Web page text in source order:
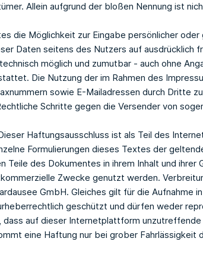
Allein aufgrund der bloßen Nennung ist
die Möglichkeit zur Eingabe persönlicher
Daten seitens des Nutzers auf ausdrücklich
möglich und zumutbar - auch ohne
Die Nutzung der im Rahmen des
sowie E-Mailadressen durch Dritte
Schritte gegen die Versender von
Haftungsausschluss ist als Teil des
Formulierungen dieses Textes der
des Dokumentes in ihrem Inhalt und ihrer
Zwecke genutzt werden.
GmbH. Gleiches gilt für die Aufnahme
geschützt und dürfen weder
auf dieser Internetplattform
eine Haftung nur bei grober Fahrlässigkeit